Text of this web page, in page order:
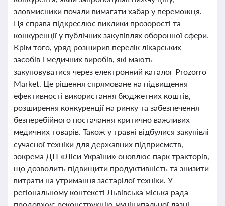
зловмисники почали вимагати хабар у переможця.
Ця справа підкреслює виклики прозорості та
конкуренції у публічних закупівлях оборонної сфери.
Крім того, уряд розширив перелік лікарських
засобів і медичних виробів, які мають
закуповуватися через електронний каталог Prozorro
Market. Це рішення спрямоване на підвищення
ефективності використання бюджетних коштів,
розширення конкуренції на ринку та забезпечення
безперебійного постачання критично важливих
медичних товарів. Також у травні відбулися закупівлі
сучасної техніки для державних підприємств,
зокрема ДП «Ліси України» оновлює парк тракторів,
що дозволить підвищити продуктивність та знизити
витрати на утримання застарілої техніки. У
регіональному контексті Львівська міська рада